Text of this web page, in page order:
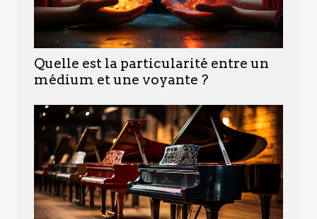
Quelle est la particularité entre un
médium et une voyante ?